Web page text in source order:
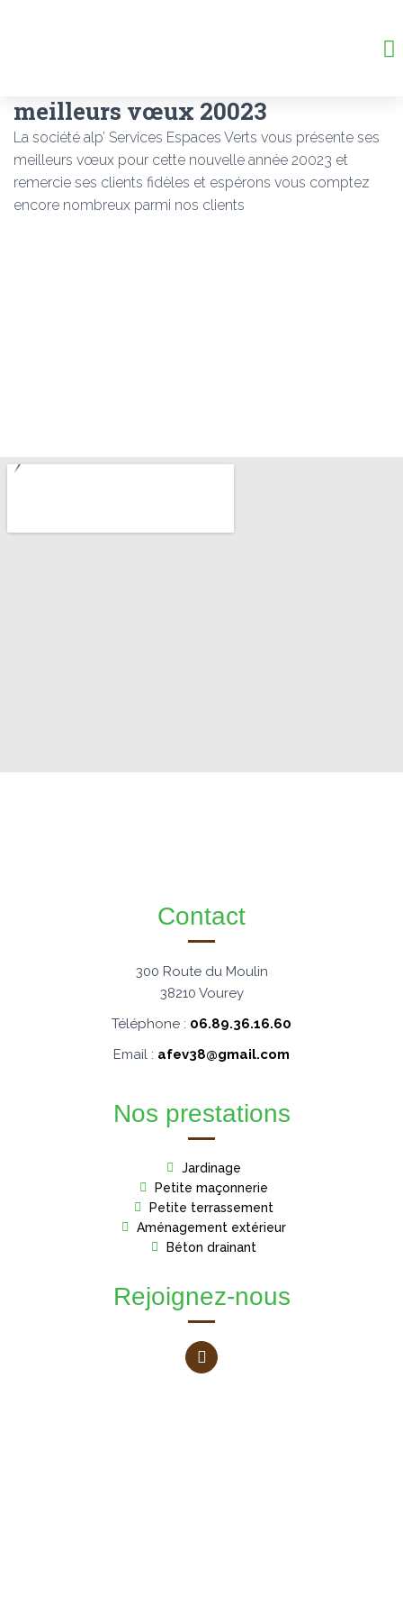
meilleurs vœux 20023
La société alp’ Services Espaces Verts vous présente ses
meilleurs vœux pour cette nouvelle année 20023 et
remercie ses clients fidèles et espérons vous comptez
encore nombreux parmi nos clients
Contact
300 Route du Moulin
38210 Vourey
Téléphone : 06.89.36.16.60
Email : afev38@gmail.com
Nos prestations
Jardinage
Petite maçonnerie
Petite terrassement
Aménagement extérieur
Béton drainant
Rejoignez-nous